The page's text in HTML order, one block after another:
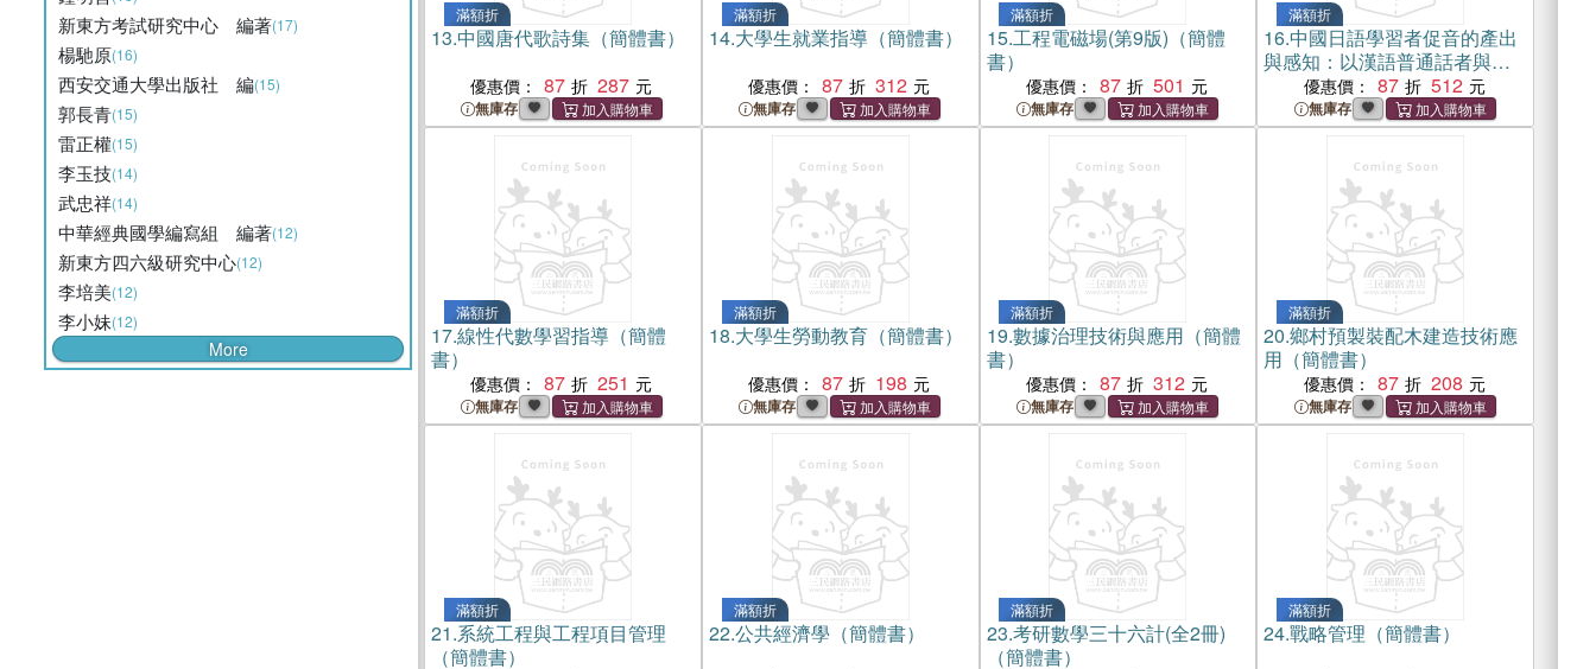
新東方考試研究中心 編著(17)
楊馳原(16)
西安交通大學出版社 編(15)
郭長青(15)
雷正權(15)
李玉技(14)
武忠祥(14)
中華經典國學編寫組 編著(12)
新東方四六級研究中心(12)
李培美(12)
李小妹(12)
More
滿額折
13.中國唐代歌詩集（簡體書）
優惠價： 87 287
無庫存
滿額折
14.大學生就業指導（簡體書）
優惠價： 87 312
無庫存
滿額折
15.工程電磁場(第9版)（簡體
書）
優惠價： 87 501
無庫存
滿額折
16.中國日語學習者促音的產出
與感知：以漢語普通話者與南
方方言者的對比分析為中心
（簡體書）
優惠價： 87 512
無庫存
滿額折
17.線性代數學習指導（簡體
書）
優惠價： 87 251
無庫存
滿額折
18.大學生勞動教育（簡體書）
優惠價： 87 198
無庫存
滿額折
19.數據治理技術與應用（簡體
書）
優惠價： 87 312
無庫存
滿額折
20.鄉村預製裝配木建造技術應
用（簡體書）
優惠價： 87 208
無庫存
滿額折
21.系統工程與工程項目管理
（簡體書）
滿額折
22.公共經濟學（簡體書）
滿額折
23.考研數學三十六計(全2冊)
（簡體書）
滿額折
24.戰略管理（簡體書）